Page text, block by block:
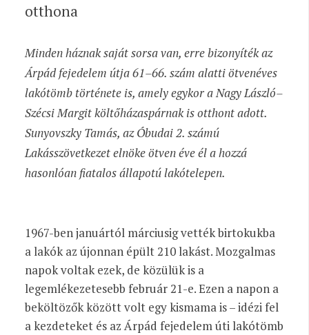
otthona
Minden háznak saját sorsa van, erre bizonyíték az
Árpád fejedelem útja 61–66. szám alatti ötvenéves
lakótömb története is, amely egykor a Nagy László–
Szécsi Margit költőházaspárnak is otthont adott.
Sunyovszky Tamás, az Óbudai 2. számú
Lakásszövetkezet elnöke ötven éve él a hozzá
hasonlóan fiatalos állapotú lakótelepen.
1967-ben januártól márciusig vették birtokukba
a lakók az újonnan épült 210 lakást. Mozgalmas
napok voltak ezek, de közülük is a
legemlékezetesebb február 21-e. Ezen a napon a
beköltözők között volt egy kismama is – idézi fel
a kezdeteket és az Árpád fejedelem úti lakótömb